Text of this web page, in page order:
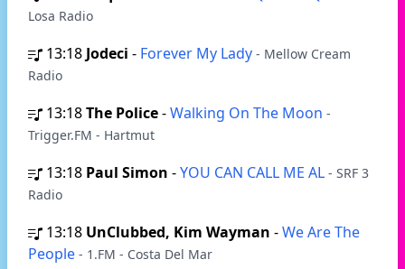
Losa Radio
13:18 Jodeci - Forever My Lady - Mellow Cream
Radio
13:18The Police-Walking On The Moon -
Trigger.FM - Hartmut
13:18 Paul Simon -YOU CAN CALL ME AL - SRF 3
Radio
13:18 UnClubbed, Kim Wayman -We Are The
People - 1.FM - Сosta Del Mar